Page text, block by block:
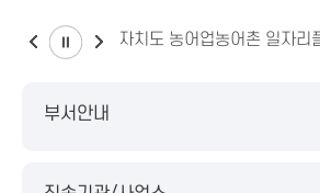
전북특별자치도 농어업농어촌 일자리
부서안내